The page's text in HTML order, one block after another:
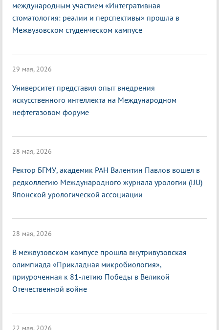
международным участием «Интегративная
стоматология: реалии и перспективы» прошла в
Межвузовском студенческом кампусе
29 мая, 2026
Университет представил опыт внедрения
искусственного интеллекта на Международном
нефтегазовом форуме
28 мая, 2026
Ректор БГМУ, академик РАН Валентин Павлов вошел в
редколлегию Международного журнала урологии (IJU)
Японской урологической ассоциации
28 мая, 2026
В межвузовском кампусе прошла внутривузовская
олимпиада «Прикладная микробиология»,
приуроченная к 81-летию Победы в Великой
Отечественной войне
22 мая, 2026